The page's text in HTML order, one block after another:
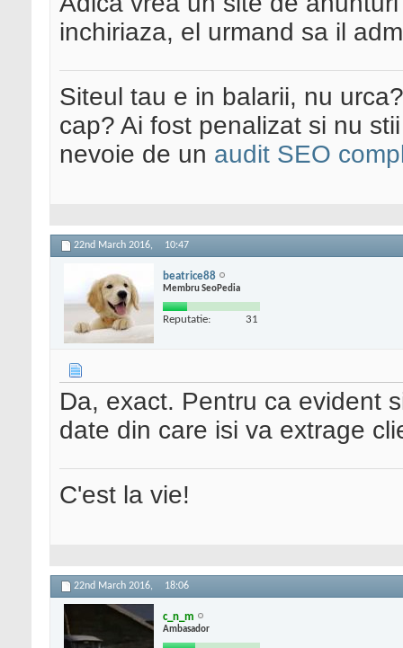
inchiriaza, el urmand sa il
Siteul tau e in balarii, nu
cap? Ai fost penalizat si nu
nevoie de un audit SEO
22nd March 2016, 10:47
beatrice88
Membru SeoPedia
Reputatie: 31
Da, exact. Pentru ca evident
date din care isi va extrage
C'est la vie!
22nd March 2016, 18:06
c_n_m
Ambasador